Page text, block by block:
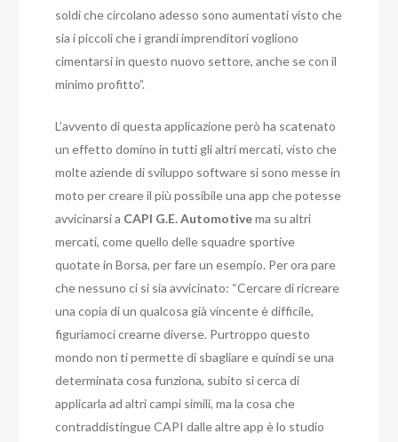
soldi che circolano adesso sono aumentati visto che
sia i piccoli che i grandi imprenditori vogliono
cimentarsi in questo nuovo settore, anche se con il
minimo profitto”.
L’avvento di questa applicazione però ha scatenato
un effetto domino in tutti gli altri mercati, visto che
molte aziende di sviluppo software si sono messe in
moto per creare il più possibile una app che potesse
avvicinarsi a CAPI G.E. Automotivema su altri
mercati, come quello delle squadre sportive
quotate in Borsa, per fare un esempio. Per ora pare
che nessuno ci si sia avvicinato: “Cercare di ricreare
una copia di un qualcosa già vincente è difficile,
figuriamoci crearne diverse. Purtroppo questo
mondo non ti permette di sbagliare e quindi se una
determinata cosa funziona, subito si cerca di
applicarla ad altri campi simili, ma la cosa che
contraddistingue CAPI dalle altre app è lo studio